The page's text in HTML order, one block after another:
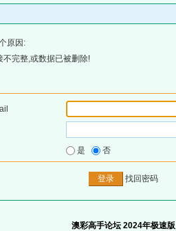
原因:
完整,或数据已被删除!
是 否
找回密码
澳彩高手论坛 2024年极速版